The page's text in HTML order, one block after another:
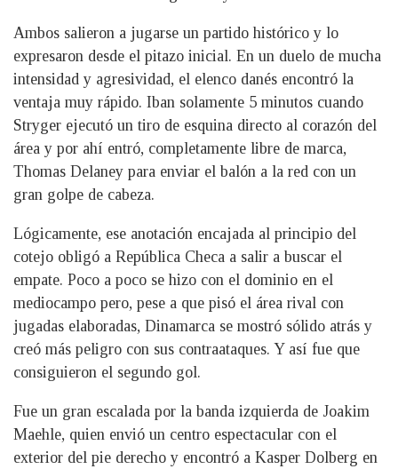
Ambos salieron a jugarse un partido histórico y lo
expresaron desde el pitazo inicial. En un duelo de mucha
intensidad y agresividad, el elenco danés encontró la
ventaja muy rápido. Iban solamente 5 minutos cuando
Stryger ejecutó un tiro de esquina directo al corazón del
área y por ahí entró, completamente libre de marca,
Thomas Delaney para enviar el balón a la red con un
gran golpe de cabeza.
Lógicamente, ese anotación encajada al principio del
cotejo obligó a República Checa a salir a buscar el
empate. Poco a poco se hizo con el dominio en el
mediocampo pero, pese a que pisó el área rival con
jugadas elaboradas, Dinamarca se mostró sólido atrás y
creó más peligro con sus contraataques. Y así fue que
consiguieron el segundo gol.
Fue un gran escalada por la banda izquierda de Joakim
Maehle, quien envió un centro espectacular con el
exterior del pie derecho y encontró a Kasper Dolberg en